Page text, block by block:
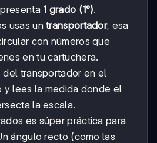
1 grado (1°).
usas untransportador, esa
con números que
en tu cartuchera.
transportador en el
y lees la medida donde el
la escala.
es súper práctica para
ángulo recto (como las